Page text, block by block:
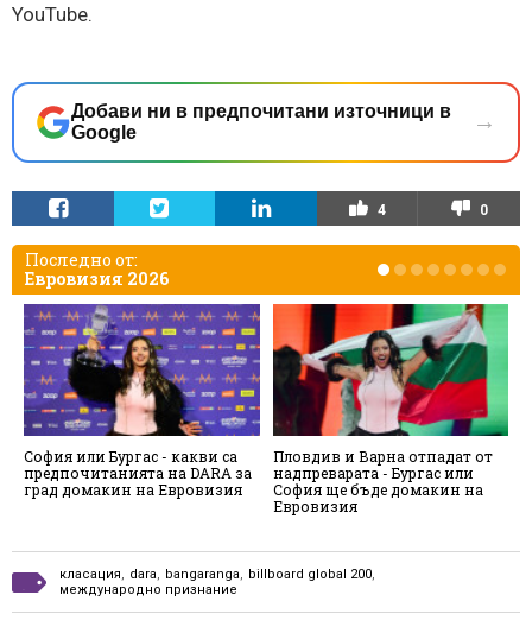
YouTube.
Добави ни в предпочитани източници в
Google
→
4 0
Последно от:
Евровизия 2026
София или Бургас - какви са
предпочитанията на DARA за
град домакин на Евровизия
Пловдив и Варна отпадат от
надпреварата - Бургас или
София ще бъде домакин на
Евровизия
класация dara bangaranga billboard global 200
международно признание